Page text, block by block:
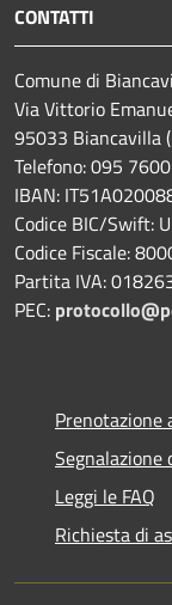
CONTATTI
Comune di
Via Vittorio
95033 Biancavilla
Telefono: 095
IBAN:
Codice BIC/Swift:
Codice Fiscale:
Partita IVA:
PEC:
Prenotazione
Segnalazione
Leggi le FAQ
Richiesta di